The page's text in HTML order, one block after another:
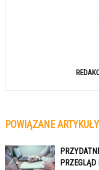
POWIĄZANE ARTYKUŁY